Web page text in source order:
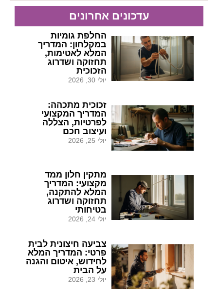
עדכונים אחרונים
החלפת גומיות
במקלחון: המדריך
המלא לאטימות,
תחזוקה ושדרוג
הזכוכית
יולי 30, 2026
זכוכית מתכהה:
המדריך המקצועי
לפרטיות, הצללה
ועיצוב חכם
יולי 25, 2026
מתקין חלון ממד
מקצועי: המדריך
המלא להתקנה,
תחזוקה ושדרוג
בטיחותי
יולי 24, 2026
צביעה חיצונית לבית
פרטי: המדריך המלא
לחידוש, איטום והגנה
על הבית
יולי 23, 2026